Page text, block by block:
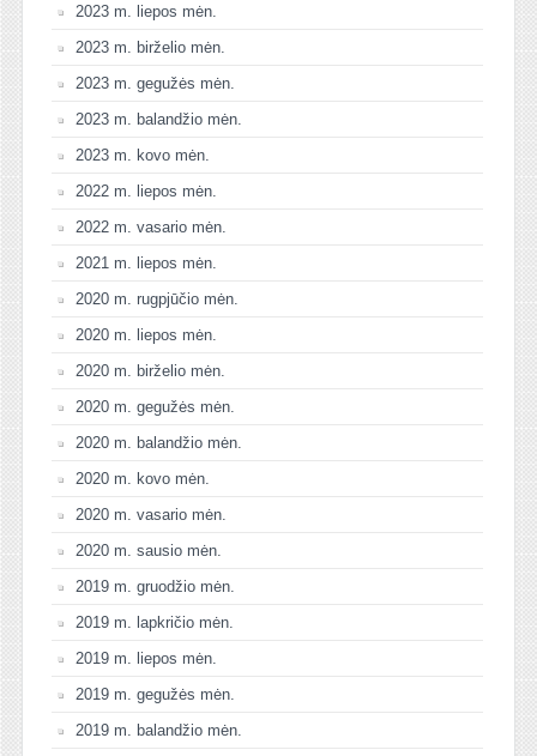
2023 m. liepos mėn.
2023 m. birželio mėn.
2023 m. gegužės mėn.
2023 m. balandžio mėn.
2023 m. kovo mėn.
2022 m. liepos mėn.
2022 m. vasario mėn.
2021 m. liepos mėn.
2020 m. rugpjūčio mėn.
2020 m. liepos mėn.
2020 m. birželio mėn.
2020 m. gegužės mėn.
2020 m. balandžio mėn.
2020 m. kovo mėn.
2020 m. vasario mėn.
2020 m. sausio mėn.
2019 m. gruodžio mėn.
2019 m. lapkričio mėn.
2019 m. liepos mėn.
2019 m. gegužės mėn.
2019 m. balandžio mėn.